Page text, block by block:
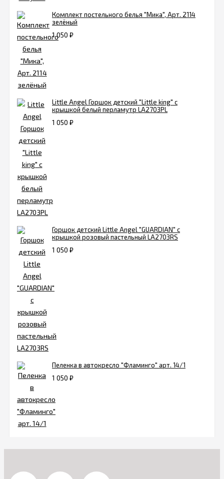
Комплект постельного белья "Мика", Арт. 2114
зелёный
1 050 ₽
Little Angel Горшок детский "Little king" с
крышкой белый перламутр LA2703PL
1 050 ₽
Горшок детский Little Angel "GUARDIAN" с
крышкой розовый пастельный LA2703RS
1 050 ₽
Пеленка в автокресло "Фламинго" арт. 14/1
1 050 ₽